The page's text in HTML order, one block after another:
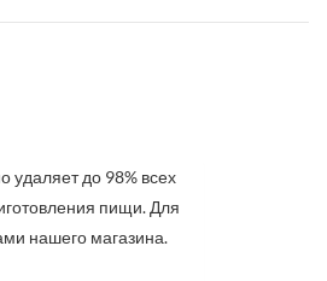
удаляет до 98% всех
пищи. Для
нашего магазина.